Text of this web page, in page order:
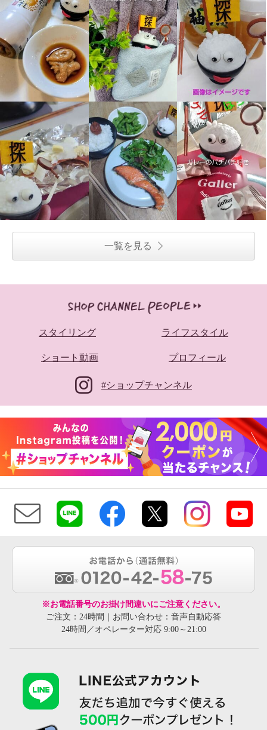
一覧を見る
スタイリング ライフスタイル
ショート動画 プロフィール
#ショップチャンネル
※お電話番号のお掛け間違いにご注意ください。
ご注文：24時間｜お問い合わせ：音声自動応答
24時間／オペレーター対応 9:00～21:00